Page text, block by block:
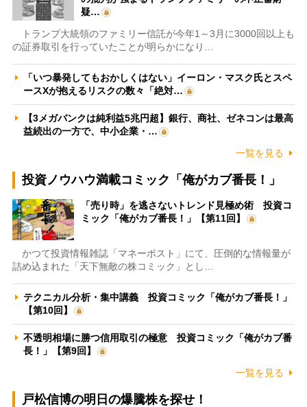
疑…
トランプ大統領のファミリー信託が今年1～3月に3000回以上も
の証券取引を行っていたことが明らかになり…
「いつ暴発してもおかしくはない」イーロン・マスク氏とスペ
ースXが抱えるリスクの数々「絶対…
【3メガバンクは純利益5兆円超】銀行、商社、ゼネコンは最高
益続出の一方で、中小企業・…
一覧を見る
投資ノウハウ満載コミック「俺がカブ番長！」
「売り時」を逃さないトレンド見極め術 投資コ
ミック「俺がカブ番長！」【第11回】
かつて投資情報雑誌「マネーポスト」にて、圧倒的な情報量が
詰め込まれた「天下無敵の株コミック」とし…
テクニカル分析・集中講義 投資コミック「俺がカブ番長！」
【第10回】
不透明相場に勝つ信用取引の極意 投資コミック「俺がカブ番
長！」【第9回】
一覧を見る
戸松信博の明日の爆騰株を探せ！